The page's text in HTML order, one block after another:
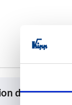
des articles